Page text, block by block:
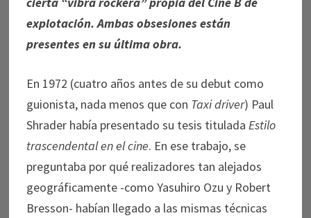
explotación. Ambas obsesiones están
presentes en su última obra.
En 1972 (cuatro años antes de su debut como
guionista, nada menos que con Taxi driver) Paul
Shrader había presentado su tesis titulada Estilo
trascendental en el cine. En ese trabajo, se
preguntaba por qué realizadores tan alejados
geográficamente -como Yasuhiro Ozu y Robert
Bresson- habían llegado a las mismas técnicas